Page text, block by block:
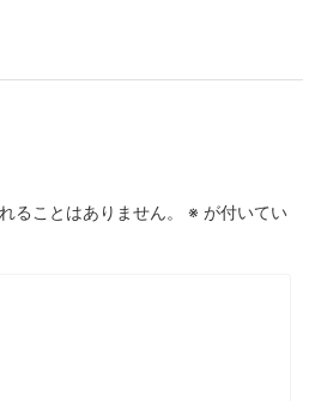
ることはありません。 ※ が付いてい